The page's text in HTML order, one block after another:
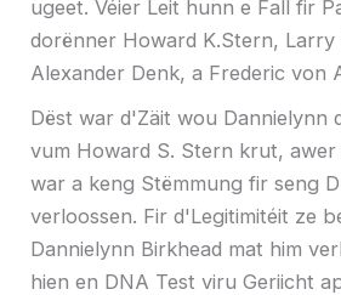
ugeet. Véier Leit hunn e Fall fir
dorënner Howard K.Stern, Larry
Alexander Denk, a Frederic von
Dëst war d'Zäit wou Dannielynn
vum Howard S. Stern krut, awer
war a keng Stëmmung fir seng
verloossen. Fir d'Legitimitéit ze
Dannielynn Birkhead mat him
hien en DNA Test viru Geriicht